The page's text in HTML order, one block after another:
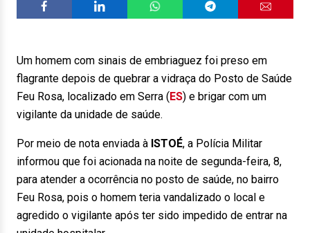
Um homem com sinais de embriaguez foi preso em
flagrante depois de quebrar a vidraça do Posto de Saúde
Feu Rosa, localizado em Serra (ES) e brigar com um
vigilante da unidade de saúde.
Por meio de nota enviada à ISTOÉ, a Polícia Militar
informou que foi acionada na noite de segunda-feira, 8,
para atender a ocorrência no posto de saúde, no bairro
Feu Rosa, pois o homem teria vandalizado o local e
agredido o vigilante após ter sido impedido de entrar na